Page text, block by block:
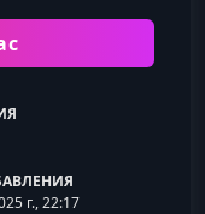
г., 22:17